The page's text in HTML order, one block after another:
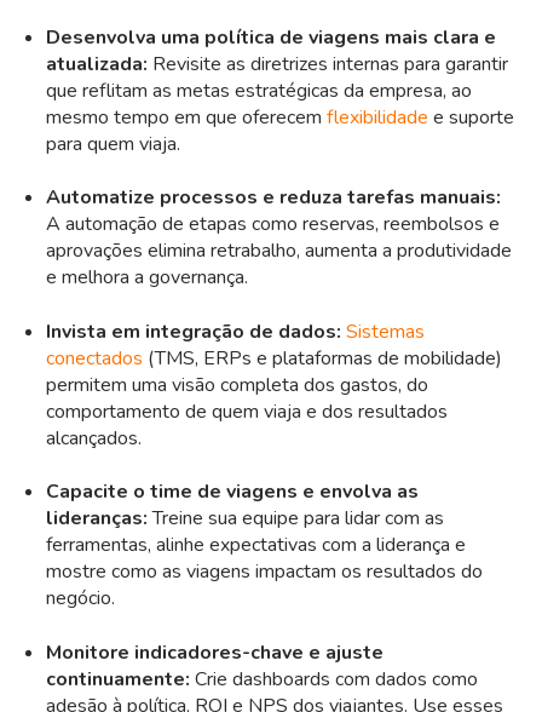
Desenvolva uma política de viagens mais clara e
atualizada: Revisite as diretrizes internas para garantir
que reflitam as metas estratégicas da empresa, ao
mesmo tempo em que oferecem flexibilidade e suporte
para quem viaja.
Automatize processos e reduza tarefas manuais:
A automação de etapas como reservas, reembolsos e
aprovações elimina retrabalho, aumenta a produtividade
e melhora a governança.
Invista em integração de dados: Sistemas
conectados (TMS, ERPs e plataformas de mobilidade)
permitem uma visão completa dos gastos, do
comportamento de quem viaja e dos resultados
alcançados.
Capacite o time de viagens e envolva as
lideranças:Treine sua equipe para lidar com as
ferramentas, alinhe expectativas com a liderança e
mostre como as viagens impactam os resultados do
negócio.
Monitore indicadores-chave e ajuste
continuamente: Crie dashboards com dados como
adesão à política, ROI e NPS dos viajantes. Use esses